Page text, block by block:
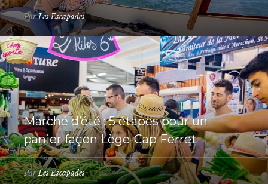
ParLes Escapades
Marché d’été : 5 étapes pour un
panier façon Lège-Cap Ferret
ParLes Escapades